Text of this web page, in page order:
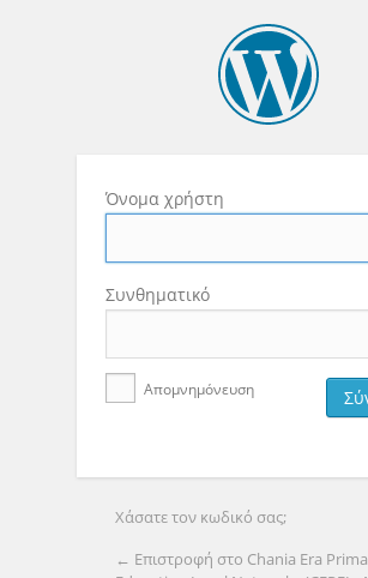
Όνομα χρήστη
Συνθηματικό
Απομνημόνευση
Χάσατε τον κωδικό σας;
← Επιστροφή στο Chania Era